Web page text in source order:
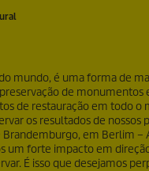
mundo, é uma forma de
de
de restauração em todo
os resultados de
Brandemburgo, em Berlim
um forte impacto em
É isso que desejamos